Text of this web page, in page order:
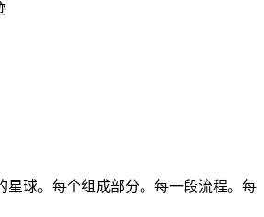
星球。每个组成部分。每一段流程。每